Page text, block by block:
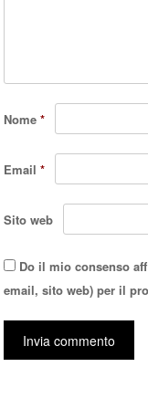
Nome*
Email*
Sito web
Do il mio consenso
email, sito web) per il